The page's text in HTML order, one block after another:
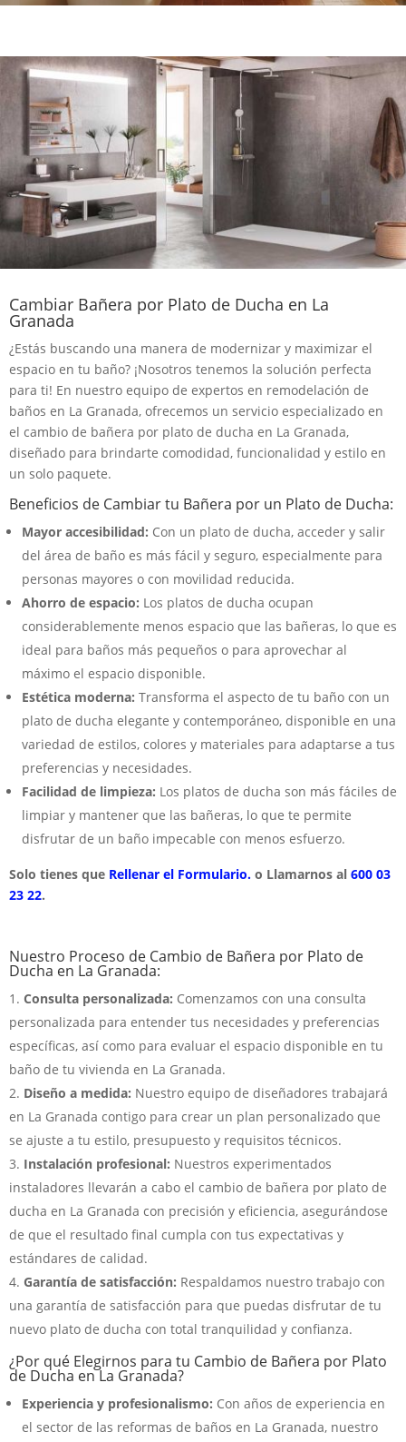
Cambiar Bañera por Plato de Ducha en La
Granada
¿Estás buscando una manera de modernizar y maximizar el
espacio en tu baño? ¡Nosotros tenemos la solución perfecta
para ti! En nuestro equipo de expertos en remodelación de
baños en La Granada, ofrecemos un servicio especializado en
el cambio de bañera por plato de ducha en La Granada,
diseñado para brindarte comodidad, funcionalidad y estilo en
un solo paquete.
Beneficios de Cambiar tu Bañera por un Plato de Ducha:
Mayor accesibilidad: Con un plato de ducha, acceder y salir
del área de baño es más fácil y seguro, especialmente para
personas mayores o con movilidad reducida.
Ahorro de espacio: Los platos de ducha ocupan
considerablemente menos espacio que las bañeras, lo que es
ideal para baños más pequeños o para aprovechar al
máximo el espacio disponible.
Estética moderna: Transforma el aspecto de tu baño con un
plato de ducha elegante y contemporáneo, disponible en una
variedad de estilos, colores y materiales para adaptarse a tus
preferencias y necesidades.
Facilidad de limpieza: Los platos de ducha son más fáciles de
limpiar y mantener que las bañeras, lo que te permite
disfrutar de un baño impecable con menos esfuerzo.
Solo tienes que Rellenar el Formulario. o Llamarnos al 600 03
23 22.
Nuestro Proceso de Cambio de Bañera por Plato de
Ducha en La Granada:
Consulta personalizada: Comenzamos con una consulta
personalizada para entender tus necesidades y preferencias
específicas, así como para evaluar el espacio disponible en tu
baño de tu vivienda en La Granada.
Diseño a medida: Nuestro equipo de diseñadores trabajará
en La Granada contigo para crear un plan personalizado que
se ajuste a tu estilo, presupuesto y requisitos técnicos.
Instalación profesional: Nuestros experimentados
instaladores llevarán a cabo el cambio de bañera por plato de
ducha en La Granada con precisión y eficiencia, asegurándose
de que el resultado final cumpla con tus expectativas y
estándares de calidad.
Garantía de satisfacción: Respaldamos nuestro trabajo con
una garantía de satisfacción para que puedas disfrutar de tu
nuevo plato de ducha con total tranquilidad y confianza.
¿Por qué Elegirnos para tu Cambio de Bañera por Plato
de Ducha en La Granada?
Experiencia y profesionalismo: Con años de experiencia en
el sector de las reformas de baños en La Granada, nuestro